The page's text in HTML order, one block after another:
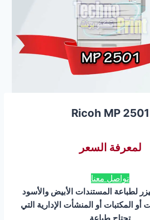
Ricoh MP 2501
لمعرفة السعر
تواصل معنا
لطباعة المستندات الأبيض والأسود
المكتبات أو المنشأت الإدارية التي
تحتاج طباعة